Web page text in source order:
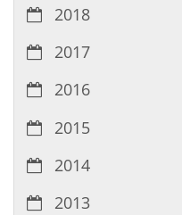
2018
2017
2016
2015
2014
2013